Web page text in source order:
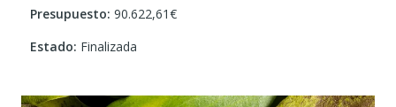
Presupuesto: 90.622,61€
Estado: Finalizada